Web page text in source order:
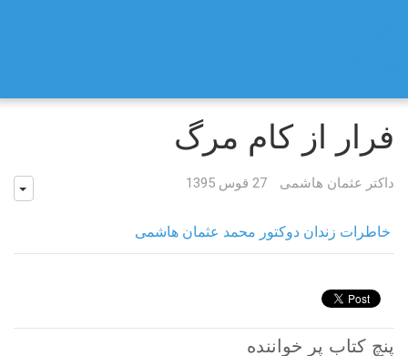
فرار از کام مرگ
داکتر عثمان هاشمی 27 قوس 1395
خاطرات زندان دوکتور محمد عثمان هاشمی
پنچ کتاب پر خواننده